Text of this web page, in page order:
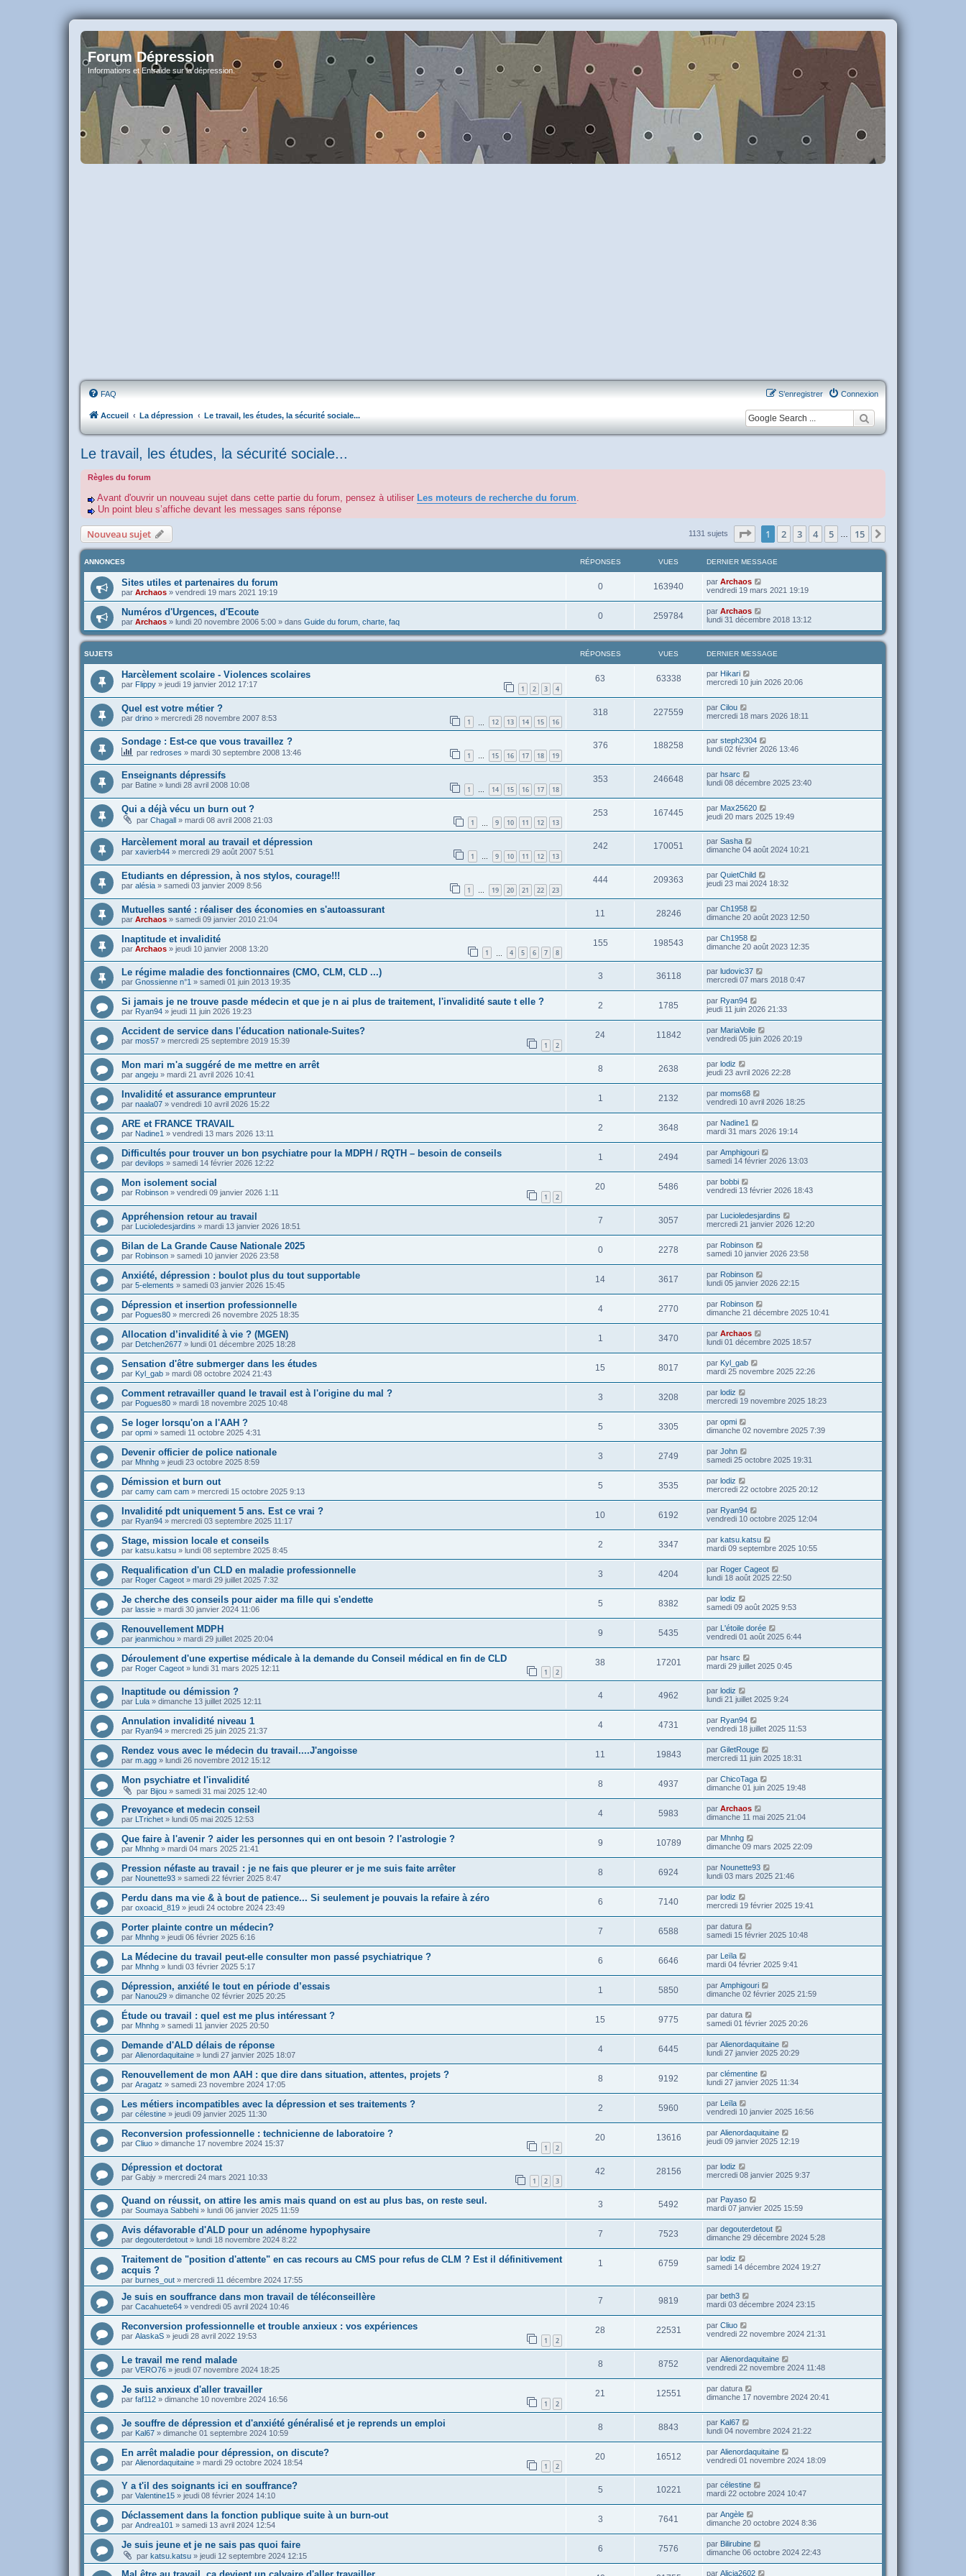
Forum Dépression
Informations et Entraide sur la dépression.
FAQ Connexion
S’enregistrer
Accueil La dépression Le travail, les études, la sécurité sociale...
Le travail, les études, la sécurité sociale...
Règles du forum
Avant d'ouvrir un nouveau sujet dans cette partie du forum, pensez à utiliser Les moteurs de recherche du forum.
Un point bleu s’affiche devant les messages sans réponse
Nouveau sujet 1131 sujets Page sur15
1 2 3 4 5 15
ANNONCES RÉPONSES VUES DERNIER MESSAGE
Sites utiles et partenaires du forum
par Archaos » vendredi 19 mars 2021 19:19
0 163940 par Archaos
vendredi 19 mars 2021 19:19
Numéros d'Urgences, d'Ecoute
par Archaos » lundi 20 novembre 2006 5:00 » dans Guide du forum, charte, faq
0 259784 par Archaos
lundi 31 décembre 2018 13:12
SUJETS RÉPONSES VUES DERNIER MESSAGE
Harcèlement scolaire - Violences scolaires
par Flippy » jeudi 19 janvier 2012 17:17 1 2 3 4
63 63338 par Hikari
mercredi 10 juin 2026 20:06
Quel est votre métier ?
par drino » mercredi 28 novembre 2007 8:53 1 12 13 14 15 16
318 227559 par Cilou
mercredi 18 mars 2026 18:11
Sondage : Est-ce que vous travaillez ?
par redroses » mardi 30 septembre 2008 13:46 1 … 15 16 17 18 19
376 188258 par steph2304
lundi 02 février 2026 13:46
Enseignants dépressifs
par Batine » lundi 28 avril 2008 10:08 1 … 14 15 16 17 18
353 246648 par hsarc
lundi 08 décembre 2025 23:40
Qui a déjà vécu un burn out ?
par Chagall » mardi 08 avril 2008 21:03 1 9 10 11 12 13
253 167445 par Max25620
jeudi 20 mars 2025 19:49
Harcèlement moral au travail et dépression
par xavierb44 » mercredi 29 août 2007 5:51 1 … 9 10 11 12 13
242 170051 par Sasha
dimanche 04 août 2024 10:21
Etudiants en dépression, à nos stylos, courage!!!
par alésia » samedi 03 janvier 2009 8:56 1 … 19 20 21 22 23
444 209363 par QuietChild
jeudi 23 mai 2024 18:32
Mutuelles santé : réaliser des économies en s'autoassurant
par Archaos » samedi 09 janvier 2010 21:04
11 28246 par Ch1958
dimanche 20 août 2023 12:50
Inaptitude et invalidité
par Archaos » jeudi 10 janvier 2008 13:20 1 4 5 6 7 8
155 198543 par Ch1958
dimanche 20 août 2023 12:35
Le régime maladie des fonctionnaires (CMO, CLM, CLD ...)
par Gnossienne n°1 » samedi 01 juin 2013 19:35
3 36118 par ludovic37
mercredi 07 mars 2018 0:47
Si jamais je ne trouve pasde médecin et que je n ai plus de traitement, l'invalidité saute t elle ?
par Ryan94 » jeudi 11 juin 2026 19:23
2 1785 par Ryan94
jeudi 11 juin 2026 21:33
Accident de service dans l'éducation nationale-Suites?
par mos57 » mercredi 25 septembre 2019 15:39 1 2
24 11842 par MariaVoile
vendredi 05 juin 2026 20:19
Mon mari m'a suggéré de me mettre en arrêt
par angeju » mardi 21 avril 2026 10:41
8 2638 par lodiz
jeudi 23 avril 2026 22:28
Invalidité et assurance emprunteur
par naala07 » vendredi 10 avril 2026 15:22
1 2132 par moms68
vendredi 10 avril 2026 18:25
ARE et FRANCE TRAVAIL
par Nadine1 » vendredi 13 mars 2026 13:11
2 3648 par Nadine1
mardi 31 mars 2026 19:14
Difficultés pour trouver un bon psychiatre pour la MDPH / RQTH – besoin de conseils
par devilops » samedi 14 février 2026 12:22
1 2494 par Amphigouri
samedi 14 février 2026 13:03
Mon isolement social
par Robinson » vendredi 09 janvier 2026 1:11 1 2
20 5486 par bobbi
vendredi 13 février 2026 18:43
Appréhension retour au travail
par Lucioledesjardins » mardi 13 janvier 2026 18:51
7 3057 par Lucioledesjardins
mercredi 21 janvier 2026 12:20
Bilan de La Grande Cause Nationale 2025
par Robinson » samedi 10 janvier 2026 23:58
0 2278 par Robinson
samedi 10 janvier 2026 23:58
Anxiété, dépression : boulot plus du tout supportable
par 5-elements » samedi 03 janvier 2026 15:45
14 3617 par Robinson
lundi 05 janvier 2026 22:15
Dépression et insertion professionnelle
par Pogues80 » mercredi 26 novembre 2025 18:35
4 2770 par Robinson
dimanche 21 décembre 2025 10:41
Allocation d’invalidité à vie ? (MGEN)
par Detchen2677 » lundi 01 décembre 2025 18:28
1 3470 par Archaos
lundi 01 décembre 2025 18:57
Sensation d'être submerger dans les études
par Kyl_gab » mardi 08 octobre 2024 21:43
15 8017 par Kyl_gab
mardi 25 novembre 2025 22:26
Comment retravailler quand le travail est à l'origine du mal ?
par Pogues80 » mardi 18 novembre 2025 10:48
3 3208 par lodiz
mercredi 19 novembre 2025 18:23
Se loger lorsqu'on a l'AAH ?
par opmi » samedi 11 octobre 2025 4:31
5 3305 par opmi
dimanche 02 novembre 2025 7:39
Devenir officier de police nationale
par Mhnhg » jeudi 23 octobre 2025 8:59
3 2749 par John
samedi 25 octobre 2025 19:31
Démission et burn out
par camy cam cam » mercredi 15 octobre 2025 9:13
5 3535 par lodiz
mercredi 22 octobre 2025 20:12
Invalidité pdt uniquement 5 ans. Est ce vrai ?
par Ryan94 » mercredi 03 septembre 2025 11:17
10 6192 par Ryan94
vendredi 10 octobre 2025 12:04
Stage, mission locale et conseils
par katsu.katsu » lundi 08 septembre 2025 8:45
2 3347 par katsu.katsu
mardi 09 septembre 2025 10:55
Requalification d'un CLD en maladie professionnelle
par Roger Cageot » mardi 29 juillet 2025 7:32
3 4204 par Roger Cageot
lundi 18 août 2025 22:50
Je cherche des conseils pour aider ma fille qui s'endette
par lassie » mardi 30 janvier 2024 11:06
5 8382 par lodiz
samedi 09 août 2025 9:53
Renouvellement MDPH
par jeanmichou » mardi 29 juillet 2025 20:04
9 5435 par L'étoile dorée
vendredi 01 août 2025 6:44
Déroulement d'une expertise médicale à la demande du Conseil médical en fin de CLD
par Roger Cageot » lundi 31 mars 2025 12:11 1 2
38 17201 par hsarc
mardi 29 juillet 2025 0:45
Inaptitude ou démission ?
par Lula » dimanche 13 juillet 2025 12:11
4 4962 par lodiz
lundi 21 juillet 2025 9:24
Annulation invalidité niveau 1
par Ryan94 » mercredi 25 juin 2025 21:37
4 4731 par Ryan94
vendredi 18 juillet 2025 11:53
Rendez vous avec le médecin du travail....J'angoisse
par m.agg » lundi 26 novembre 2012 15:12
11 19843 par GiletRouge
mercredi 11 juin 2025 18:31
Mon psychiatre et l'invalidité
par Bijou » samedi 31 mai 2025 12:40
8 4937 par ChicoTaga
dimanche 01 juin 2025 19:48
Prevoyance et medecin conseil
par LTrichet » lundi 05 mai 2025 12:53
4 5983 par Archaos
dimanche 11 mai 2025 21:04
Que faire à l'avenir ? aider les personnes qui en ont besoin ? l'astrologie ?
par Mhnhg » mardi 04 mars 2025 21:41
9 10789 par Mhnhg
dimanche 09 mars 2025 22:09
Pression néfaste au travail : je ne fais que pleurer er je me suis faite arrêter
par Nounette93 » samedi 22 février 2025 8:47
8 6924 par Nounette93
lundi 03 mars 2025 21:46
Perdu dans ma vie & à bout de patience... Si seulement je pouvais la refaire à zéro
par oxoacid_819 » jeudi 24 octobre 2024 23:49
6 7140 par lodiz
mercredi 19 février 2025 19:41
Porter plainte contre un médecin?
par Mhnhg » jeudi 06 février 2025 6:16
7 6588 par datura
samedi 15 février 2025 10:48
La Médecine du travail peut-elle consulter mon passé psychiatrique ?
par Mhnhg » lundi 03 février 2025 5:17
6 6646 par Leïla
mardi 04 février 2025 9:41
Dépression, anxiété le tout en période d’essais
par Nanou29 » dimanche 02 février 2025 20:25
1 5850 par Amphigouri
dimanche 02 février 2025 21:59
Étude ou travail : quel est me plus intéressant ?
par Mhnhg » samedi 11 janvier 2025 20:50
15 9775 par datura
samedi 01 février 2025 20:26
Demande d'ALD délais de réponse
par Alienordaquitaine » lundi 27 janvier 2025 18:07
4 6445 par Alienordaquitaine
lundi 27 janvier 2025 20:29
Renouvellement de mon AAH : que dire dans situation, attentes, projets ?
par Aragatz » samedi 23 novembre 2024 17:05
8 9192 par clémentine
lundi 27 janvier 2025 11:34
Les métiers incompatibles avec la dépression et ses traitements ?
par célestine » jeudi 09 janvier 2025 11:30
2 5960 par Leïla
vendredi 10 janvier 2025 16:56
Reconversion professionnelle : technicienne de laboratoire ?
par Cliuo » dimanche 17 novembre 2024 15:37 1 2
20 13616 par Alienordaquitaine
jeudi 09 janvier 2025 12:19
Dépression et doctorat
par Gabjy » mercredi 24 mars 2021 10:33 1 2 3
42 28156 par lodiz
mercredi 08 janvier 2025 9:37
Quand on réussit, on attire les amis mais quand on est au plus bas, on reste seul.
par Soumaya Sabbehi » lundi 06 janvier 2025 11:59
3 5492 par Payaso
mardi 07 janvier 2025 15:59
Avis défavorable d'ALD pour un adénome hypophysaire
par degouterdetout » lundi 18 novembre 2024 8:22
7 7523 par degouterdetout
dimanche 29 décembre 2024 5:28
Traitement de "position d'attente" en cas recours au CMS pour refus de CLM ? Est il définitivement
acquis ?
par burnes_out » mercredi 11 décembre 2024 17:55
1 6759 par lodiz
samedi 14 décembre 2024 19:27
Je suis en souffrance dans mon travail de téléconseillère
par Cacahuete64 » vendredi 05 avril 2024 10:46
7 9819 par beth3
mardi 03 décembre 2024 23:15
Reconversion professionnelle et trouble anxieux : vos expériences
par AlaskaS » jeudi 28 avril 2022 19:53 1 2
28 22531 par Cliuo
vendredi 22 novembre 2024 21:31
Le travail me rend malade
par VERO76 » jeudi 07 novembre 2024 18:25
8 8752 par Alienordaquitaine
vendredi 22 novembre 2024 11:48
Je suis anxieux d'aller travailler
par faf112 » dimanche 10 novembre 2024 16:56 1 2
21 12551 par datura
dimanche 17 novembre 2024 20:41
Je souffre de dépression et d'anxiété généralisé et je reprends un emploi
par Kal67 » dimanche 01 septembre 2024 10:59
8 8843 par Kal67
lundi 04 novembre 2024 21:22
En arrêt maladie pour dépression, on discute?
par Alienordaquitaine » mardi 29 octobre 2024 18:54 1 2
20 16512 par Alienordaquitaine
vendredi 01 novembre 2024 18:09
Y a t'il des soignants ici en souffrance?
par Valentine15 » jeudi 08 février 2024 14:10
5 10221 par célestine
mardi 22 octobre 2024 10:47
Déclassement dans la fonction publique suite à un burn-out
par Andrea101 » samedi 13 avril 2024 12:54
3 7641 par Angèle
dimanche 20 octobre 2024 8:36
Je suis jeune et je ne sais pas quoi faire
par katsu.katsu » jeudi 12 septembre 2024 12:15
6 7576 par Bilirubine
dimanche 06 octobre 2024 22:43
par Alicia2602